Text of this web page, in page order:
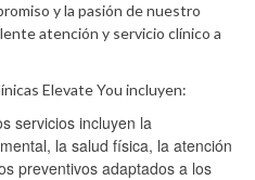
y la pasión de nuestro
atención y servicio clínico a
Elevate You incluyen:
servicios incluyen la
la salud física, la atención
preventivos adaptados a los